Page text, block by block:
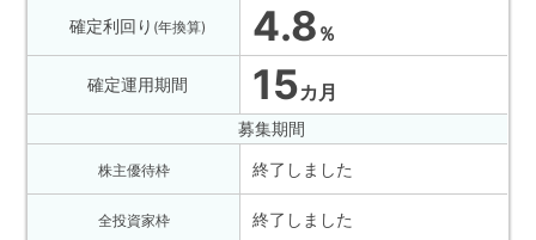
確定利回り (年換算) 4.8 ％
確定運用期間 15カ月
募集期間
株主優待枠
全投資家枠
終了しました
終了しました